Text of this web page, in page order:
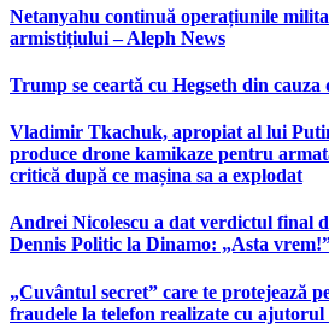
Netanyahu continuă operațiunile
armistițiului – Aleph News
Trump se ceartă cu Hegseth din
Vladimir Tkachuk, apropiat al lui
produce drone kamikaze pentru
critică după ce mașina sa a explodat
Andrei Nicolescu a dat verdictul final
Dennis Politic la Dinamo: „Asta
„Cuvântul secret” care te protejează
fraudele la telefon realizate cu